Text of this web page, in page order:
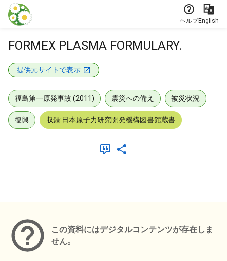
本文に飛ぶ
ヘルプEnglish
FORMEX PLASMA FORMULARY.
提供元サイトで表示
福島第一原発事故 (2011) 震災への備え 被災状況
復興 収録:日本原子力研究開発機構図書館蔵書
この資料にはデジタルコンテンツが存在しま
せん。